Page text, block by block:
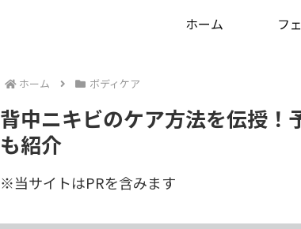
ホーム フ
ホーム ボディケア
背中ニキビのケア方法を伝授！
も紹介
※当サイトはPRを含みます